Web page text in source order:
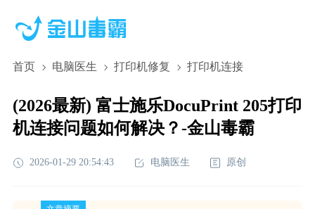
首页 电脑医生 打印机修复 打印机连接
(2026最新) 富士施乐DocuPrint 205打印
机连接问题如何解决？-金山毒霸
2026-01-29 20:54:43 电脑医生 原创